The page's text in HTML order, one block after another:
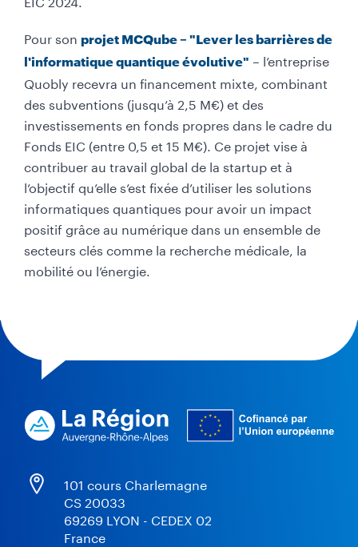
Pour son projet MCQube – "Lever les barrières de
l'informatique quantique évolutive" – l’entreprise
Quobly recevra un financement mixte, combinant
des subventions (jusqu’à 2,5 M€) et des
investissements en fonds propres dans le cadre du
Fonds EIC (entre 0,5 et 15 M€). Ce projet vise à
contribuer au travail global de la startup et à
l’objectif qu’elle s’est fixée d’utiliser les solutions
informatiques quantiques pour avoir un impact
positif grâce au numérique dans un ensemble de
secteurs clés comme la recherche médicale, la
mobilité ou l’énergie.
101 cours Charlemagne
CS 20033
69269 LYON - CEDEX 02
France